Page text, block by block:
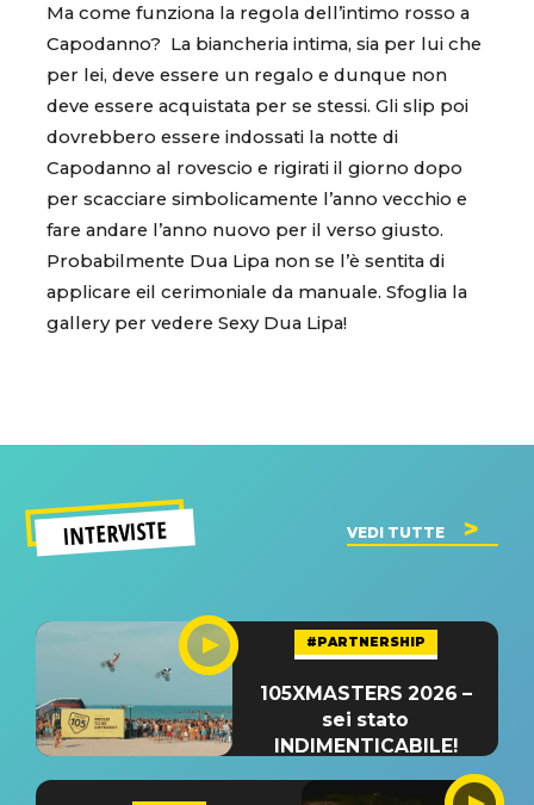
Ma come funziona la regola dell’intimo rosso a
Capodanno? La biancheria intima, sia per lui che
per lei, deve essere un regalo e dunque non
deve essere acquistata per se stessi. Gli slip poi
dovrebbero essere indossati la notte di
Capodanno al rovescio e rigirati il giorno dopo
per scacciare simbolicamente l’anno vecchio e
fare andare l’anno nuovo per il verso giusto.
Probabilmente Dua Lipa non se l’è sentita di
applicare eil cerimoniale da manuale. Sfoglia la
gallery per vedere Sexy Dua Lipa!
INTERVISTE VEDI TUTTE
#PARTNERSHIP
105XMASTERS 2026 –
sei stato
INDIMENTICABILE!